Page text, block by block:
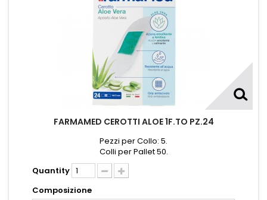
FARMAMED CEROTTI ALOE 1F.TO PZ.24
Pezzi per Collo: 5.
Colli per Pallet 50.
Quantity
Composizione